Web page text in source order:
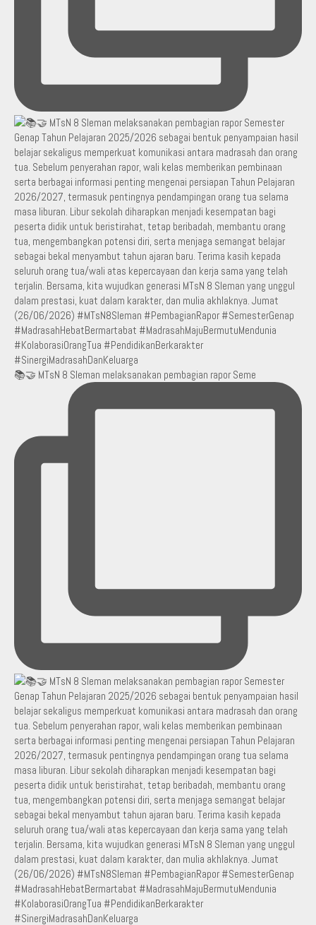
📚🤝 MTsN 8 Sleman melaksanakan pembagian rapor Seme